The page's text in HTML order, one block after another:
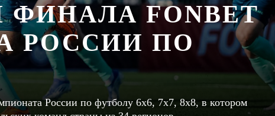
FONBET
РОССИИ ПО
России по футболу 6х6, 7х7, 8х8, в котором